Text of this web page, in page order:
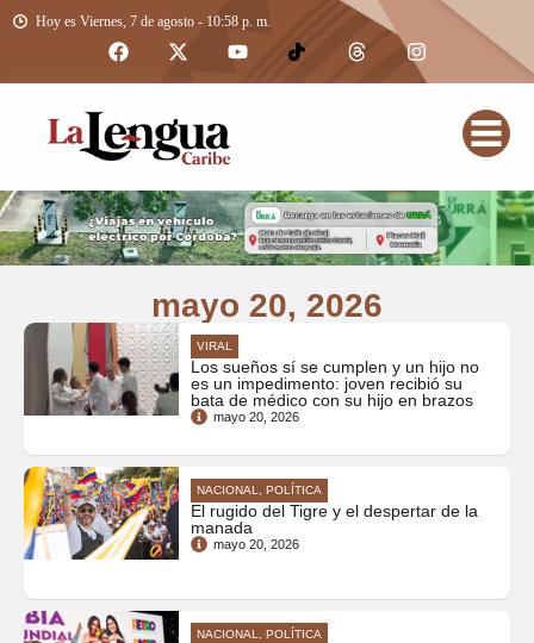
Hoy es Viernes, 7 de agosto - 10:58 p. m.
mayo 20, 2026
VIRAL
Los sueños sí se cumplen y un hijo no
es un impedimento: joven recibió su
bata de médico con su hijo en brazos
mayo 20, 2026
NACIONAL, POLÍTICA
El rugido del Tigre y el despertar de la
manada
mayo 20, 2026
NACIONAL, POLÍTICA